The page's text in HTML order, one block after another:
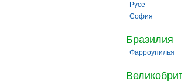
Русе
София
Бразилия
Фарроупилья